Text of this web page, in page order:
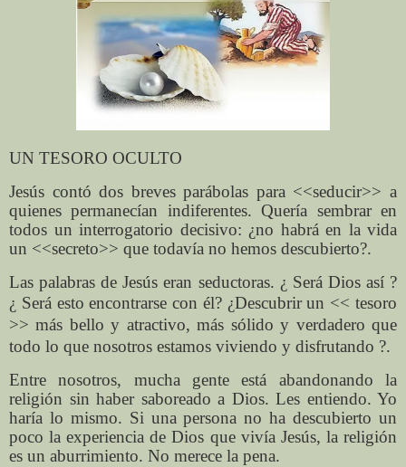
UN TESORO OCULTO
Jesús contó dos breves parábolas para <<seducir>> a
quienes permanecían indiferentes. Quería sembrar en
todos un interrogatorio decisivo: ¿no habrá en la vida
un <<secreto>> que todavía no hemos descubierto?.
Las palabras de Jesús eran seductoras. ¿ Será Dios así ?
¿ Será esto encontrarse con él?¿Descubrir un << tesoro
>> más bello y atractivo, más sólido y verdadero que
todo lo que nosotros estamos viviendo y disfrutando ?.
Entre nosotros, mucha gente está abandonando la
religión sin haber saboreado a Dios. Les entiendo. Yo
haría lo mismo. Si una persona no ha descubierto un
poco la experiencia de Dios que vivía Jesús, la religión
es un aburrimiento. No merece la pena.